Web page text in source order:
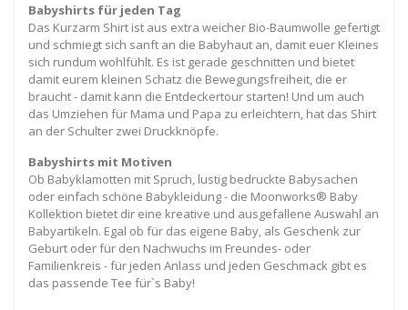
Babyshirts für jeden Tag
Das Kurzarm Shirt ist aus extra weicher Bio-Baumwolle gefertigt
und schmiegt sich sanft an die Babyhaut an, damit euer Kleines
sich rundum wohlfühlt. Es ist gerade geschnitten und bietet
damit eurem kleinen Schatz die Bewegungsfreiheit, die er
braucht - damit kann die Entdeckertour starten! Und um auch
das Umziehen für Mama und Papa zu erleichtern, hat das Shirt
an der Schulter zwei Druckknöpfe.
Babyshirts mit Motiven
Ob Babyklamotten mit Spruch, lustig bedruckte Babysachen
oder einfach schöne Babykleidung - die Moonworks® Baby
Kollektion bietet dir eine kreative und ausgefallene Auswahl an
Babyartikeln. Egal ob für das eigene Baby, als Geschenk zur
Geburt oder für den Nachwuchs im Freundes- oder
Familienkreis - für jeden Anlass und jeden Geschmack gibt es
das passende Tee für`s Baby!